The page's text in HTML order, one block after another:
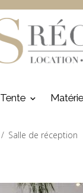
Tente
Salle de réception